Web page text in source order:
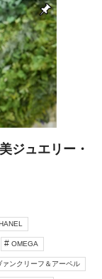
ジュエリー・
OMEGA
ァンクリーフ＆アーペル